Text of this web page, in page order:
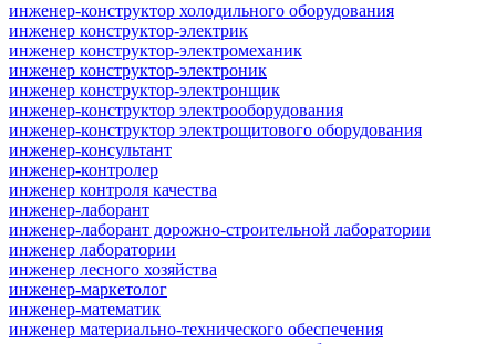
инженер-конструктор холодильного оборудования
инженер конструктор-электрик
инженер конструктор-электромеханик
инженер конструктор-электроник
инженер конструктор-электронщик
инженер-конструктор электрооборудования
инженер-конструктор электрощитового оборудования
инженер-консультант
инженер-контролер
инженер контроля качества
инженер-лаборант
инженер-лаборант дорожно-строительной лаборатории
инженер лаборатории
инженер лесного хозяйства
инженер-маркетолог
инженер-математик
инженер материально-технического обеспечения